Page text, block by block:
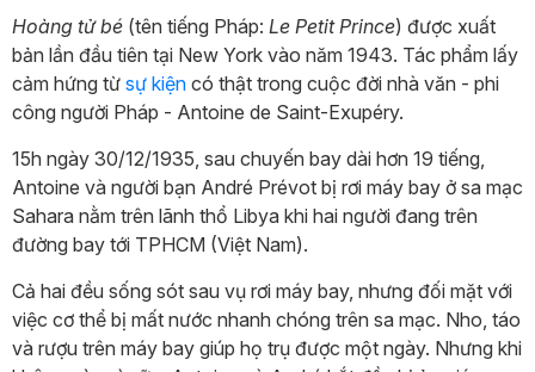
Hoàng tử bé (tên tiếng Pháp: Le Petit Prince) được xuất
bản lần đầu tiên tại New York vào năm 1943. Tác phẩm lấy
cảm hứng từ sự kiện có thật trong cuộc đời nhà văn - phi
công người Pháp - Antoine de Saint-Exupéry.
15h ngày 30/12/1935, sau chuyến bay dài hơn 19 tiếng,
Antoine và người bạn André Prévot bị rơi máy bay ở sa mạc
Sahara nằm trên lãnh thổ Libya khi hai người đang trên
đường bay tới TPHCM (Việt Nam).
Cả hai đều sống sót sau vụ rơi máy bay, nhưng đối mặt với
việc cơ thể bị mất nước nhanh chóng trên sa mạc. Nho, táo
và rượu trên máy bay giúp họ trụ được một ngày. Nhưng khi